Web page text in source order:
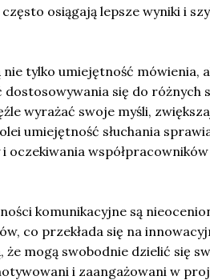
osiągają lepsze wyniki i
tylko umiejętność mówienia,
się do różnych
wyrażać swoje myśli,
umiejętność słuchania
oczekiwania
komunikacyjne są
co przekłada się na
mogą swobodnie dzielić się
i zaangażowani w